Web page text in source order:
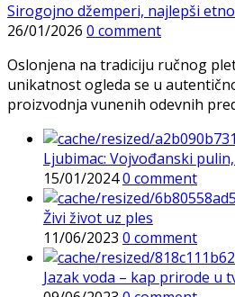
Sirogojno džemperi, najlepši etno
26/01/2026 0 comment
Oslonjena na tradiciju ručnog
unikatnost ogleda se u
proizvodnja vunenih odevnih
Ljubimac: Vojvođanski pulin,
15/01/20240 comment
Živi život uz ples
11/06/2023 0 comment
Jazak voda – kap prirode u